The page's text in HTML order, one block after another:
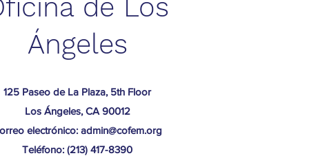
de Los
Ángeles
125 Paseo de La Plaza, 5th Floor
Los Ángeles, CA 90012
electrónico: admin@cofem.org
Teléfono: (213) 417-8390